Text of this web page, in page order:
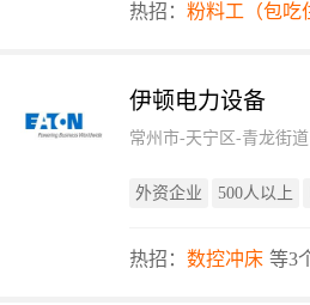
热招： 粉料工（包吃
伊顿电力设备
常州市-天宁区-青龙街道
外资企业 500人以上
热招： 数控冲床 等3